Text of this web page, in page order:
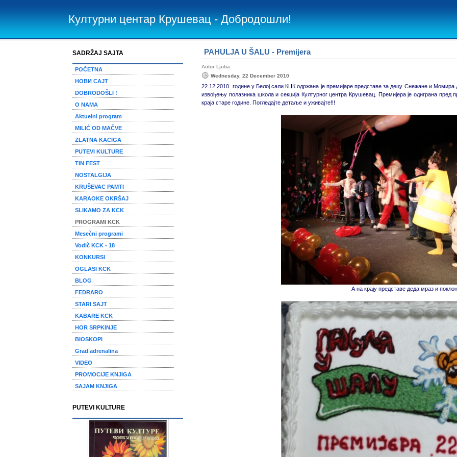
Културни центар Крушевац - Добродошли!
SADRŽAJ SAJTA
POČETNA
НОВИ САЈТ
DOBRODOŠLI !
O NAMA
Aktuelni program
MILIĆ OD MAČVE
ZLATNA KACIGA
PUTEVI KULTURE
TIN FEST
NOSTALGIJA
KRUŠEVAC PAMTI
KARAOKE OKRŠAJ
SLIKAMO ZA KCK
PROGRAMI KCK
Mesečni programi
Vodič KCK - 18
KONKURSI
OGLASI KCK
BLOG
FEDRARO
STARI SAJT
KABARE KCK
HOR SRPKINJE
BIOSKOPI
Grad adrenalina
VIDEO
PROMOCIJE KNJIGA
SAJAM KNJIGA
PUTEVI KULTURE
PAHULJA U ŠALU - Premijera
Autor Ljuba
Wednesday, 22 December 2010
22.12.2010. године у Белој сали КЦК одржана је премијаре представе за децу Снежане и
извођењу полазника школа и секција Културног центра Крушевац. Премијера је одиграна пред
краја старе године. Погледајте детаље и уживајте!!!
А на крају представе деда мраз и